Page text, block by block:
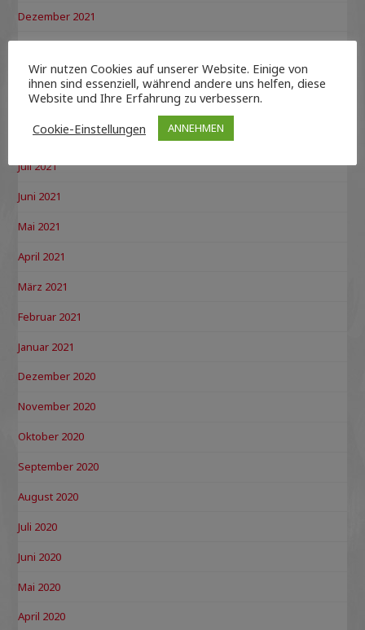
Dezember 2021
Oktober 2021
September 2021
August 2021
Juli 2021
Juni 2021
Mai 2021
April 2021
März 2021
Februar 2021
Januar 2021
Dezember 2020
November 2020
Oktober 2020
September 2020
August 2020
Juli 2020
Juni 2020
Mai 2020
April 2020
Wir nutzen Cookies auf unserer Website. Einige von
ihnen sind essenziell, während andere uns helfen, diese
Website und Ihre Erfahrung zu verbessern.
Cookie-Einstellungen
ANNEHMEN